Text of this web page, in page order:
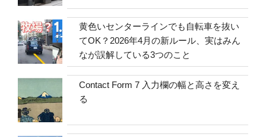
黄色いセンターラインでも自転車を抜い
てOK？2026年4月の新ルール、実はみん
なが誤解している3つのこと
Contact Form 7 入力欄の幅と高さを変え
る